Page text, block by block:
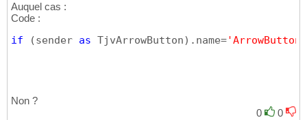
Auquel cas :
Code :
if (sender as TjvArrowButton) .name=
Non ?
0
0